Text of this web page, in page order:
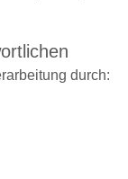
durch: